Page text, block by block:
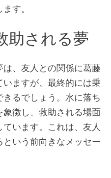
す。
助される夢
、友人との関係に葛藤
ますが、最終的には乗
るでしょう。水に落ち
徴し、救助される場面
います。これは、友人
いう前向きなメッセー